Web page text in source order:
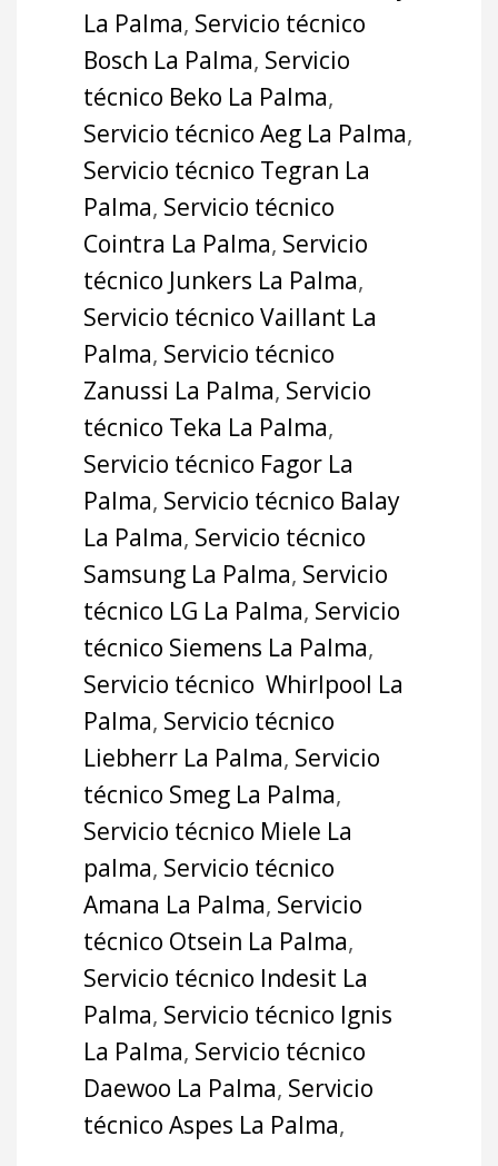
La Palma, Servicio técnico
Bosch La Palma, Servicio
técnico Beko La Palma,
Servicio técnico Aeg La Palma,
Servicio técnico Tegran La
Palma, Servicio técnico
Cointra La Palma, Servicio
técnico Junkers La Palma,
Servicio técnico Vaillant La
Palma, Servicio técnico
Zanussi La Palma, Servicio
técnico Teka La Palma,
Servicio técnico Fagor La
Palma, Servicio técnico Balay
La Palma, Servicio técnico
Samsung La Palma, Servicio
técnico LG La Palma, Servicio
técnico Siemens La Palma,
Servicio técnico Whirlpool La
Palma, Servicio técnico
Liebherr La Palma, Servicio
técnico Smeg La Palma,
Servicio técnico Miele La
palma, Servicio técnico
Amana La Palma, Servicio
técnico Otsein La Palma,
Servicio técnico Indesit La
Palma, Servicio técnico Ignis
La Palma, Servicio técnico
Daewoo La Palma, Servicio
técnico Aspes La Palma,